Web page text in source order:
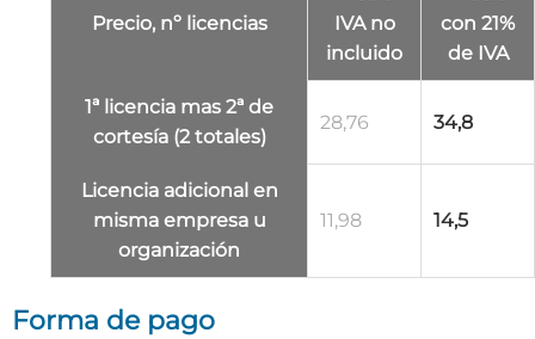
Precio, nº licencias
IVA no
incluido
con 21%
de IVA
1ª licencia mas 2ª de
cortesía (2 totales)
28,76 34,8
Licencia adicionalen
misma empresa u
organización
11,98 14,5
Forma de pago